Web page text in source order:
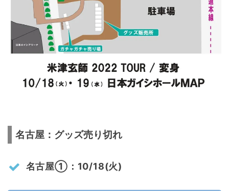
名古屋：グッズ売り切れ
名古屋①：10/18(火)